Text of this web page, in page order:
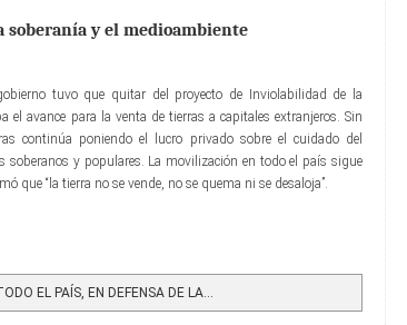
soberanía y el medioambiente
tuvo que quitar del proyecto de Inviolabilidad de la
el avance para la venta de tierras a capitales extranjeros. Sin
continúa poniendo el lucro privado sobre el cuidado del
soberanos y populares. La movilización en todo el país sigue
que “la tierra no se vende, no se quema ni se desaloja”.
EL PAÍS, EN DEFENSA DE LA...